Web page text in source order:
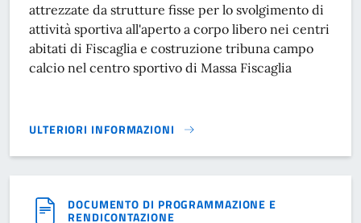
attrezzate da strutture fisse per lo svolgimento di
attività sportiva all'aperto a corpo libero nei centri
abitati di Fiscaglia e costruzione tribuna campo
calcio nel centro sportivo di Massa Fiscaglia
ULTERIORI INFORMAZIONI
REALIZZAZIONE AREE ATTREZZATE PER ATTIVITÀ SPORTIVA}
DOCUMENTO DI PROGRAMMAZIONE E
RENDICONTAZIONE